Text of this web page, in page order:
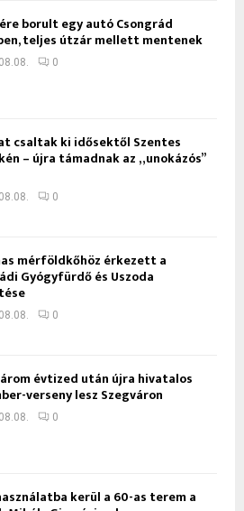
borult egy autó Csongrád
teljes útzár mellett mentenek
0
csaltak ki idősektől Szentes
– újra támadnak az „unokázós”
0
mérföldkőhöz érkezett a
Gyógyfürdő és Uszoda
0
évtized után újra hivatalos
verseny lesz Szegváron
0
kerül a 60-as terem a